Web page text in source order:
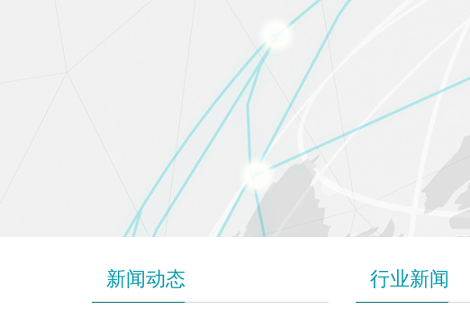
行业新闻
新闻动态